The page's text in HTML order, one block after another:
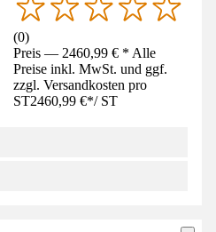
(0)
Preis — 2460,99 € * Alle
Preise inkl. MwSt. und ggf.
zzgl. Versandkosten pro
ST2460,99 €*/ ST